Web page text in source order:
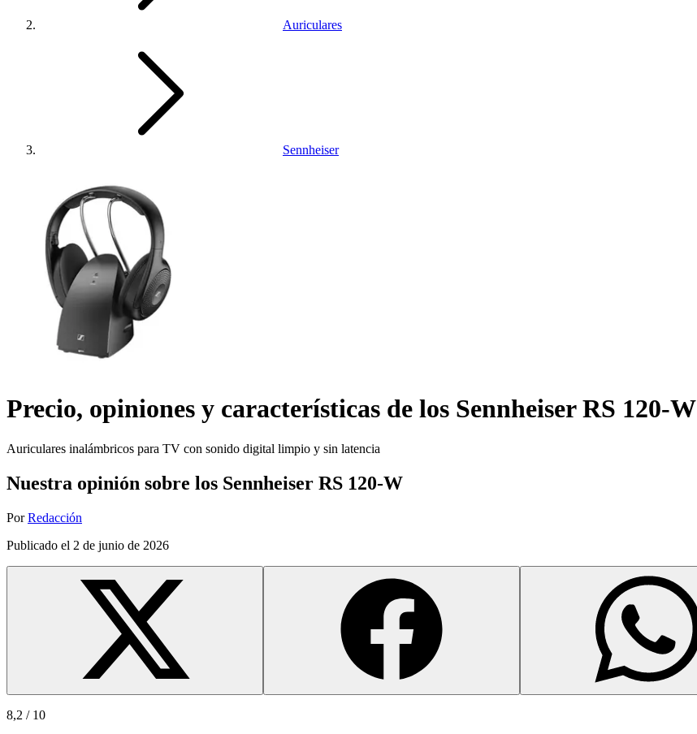
Auriculares
Sennheiser
Precio, opiniones y características de los Sennheiser RS 120-W
Auriculares inalámbricos para TV con sonido digital limpio y sin latencia
Nuestra opinión sobre los Sennheiser RS 120-W
Por Redacción
Publicado el 2 de junio de 2026
8,2 / 10